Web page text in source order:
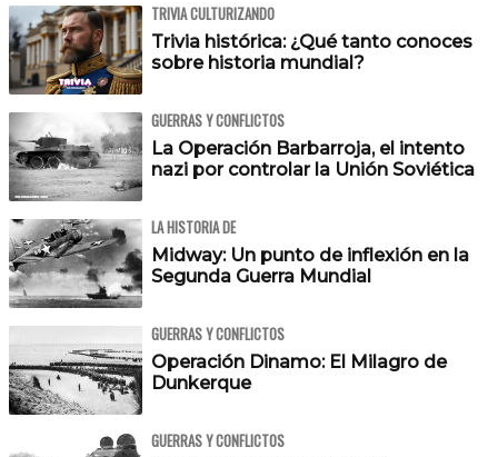
TRIVIA CULTURIZANDO
Trivia histórica: ¿Qué tanto conoces
sobre historia mundial?
GUERRAS Y CONFLICTOS
La Operación Barbarroja, el intento
nazi por controlar la Unión Soviética
LA HISTORIA DE
Midway: Un punto de inflexión en la
Segunda Guerra Mundial
GUERRAS Y CONFLICTOS
Operación Dinamo: El Milagro de
Dunkerque
GUERRAS Y CONFLICTOS